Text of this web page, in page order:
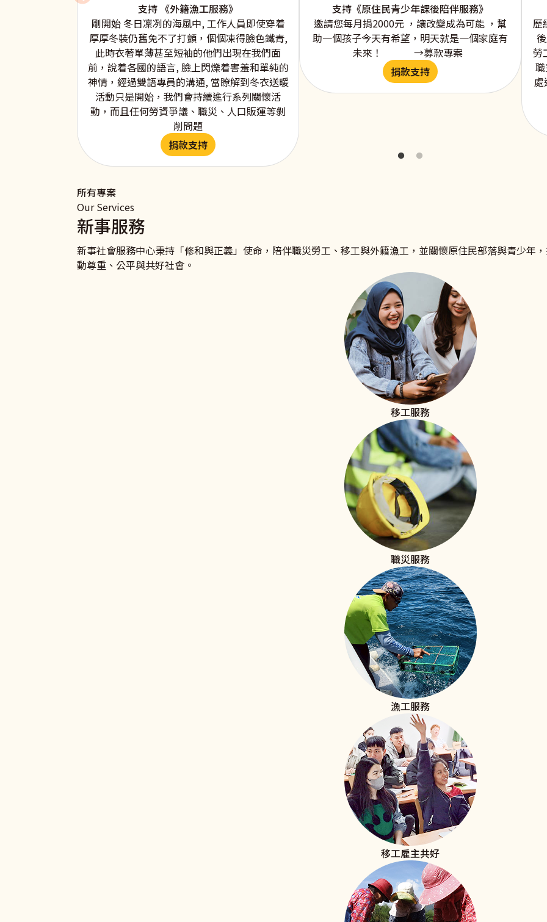
支持 《外籍漁工服務》
剛開始 冬日凜冽的海風中, 工作人員即使穿着
厚厚冬裝仍舊免不了打顫，個個凍得臉色鐵青,
此時衣著單薄甚至短袖的他們出現在我們面
前，說着各國的語言, 臉上閃爍着害羞和單純的
神情，經過雙語專員的溝通, 當瞭解到冬衣送暖
活動只是開始，我們會持續進行系列關懷活
動，而且任何勞資爭議、職災、人口販運等剝
削問題
捐款支持
支持《原住民青少年課後陪伴服務》
邀請您每月捐2000元 ，讓改變成為可能 ，幫
助一個孩子今天有希望，明天就是一個家庭有
捐款支持
歷
勞
處
所有專案
Our Services
新事服務
新事社會服務中心秉持「修和與正義」使命，陪伴職災勞工、移工與外籍漁工，並關懷原住民部落與青少年
動尊重、公平與共好社會。
移工服務
職災服務
漁工服務
移工雇主共好